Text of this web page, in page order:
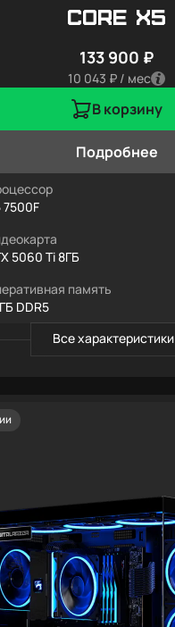
Core X5
133 900 ₽
10 043 ₽ / мес
В корзину
Подробнее
7500F
5060 Ti 8ГБ
память
DDR5
Все характеристики